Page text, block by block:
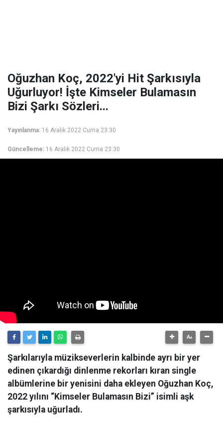
Oğuzhan Koç, 2022'yi Hit Şarkısıyla
Uğurluyor! İşte Kimseler Bulamasın
Bizi Şarkı Sözleri...
Yayınlanma: 16 Aralık 2022 Cuma 23:30
Güncelleme: 16 Aralık 2022 Cuma 23:30
Şarkılarıyla müzikseverlerin kalbinde ayrı bir yer
edinen çıkardığı dinlenme rekorları kıran single
albümlerine bir yenisini daha ekleyen Oğuzhan Koç,
2022 yılını “Kimseler Bulamasın Bizi” isimli aşk
şarkısıyla uğurladı.